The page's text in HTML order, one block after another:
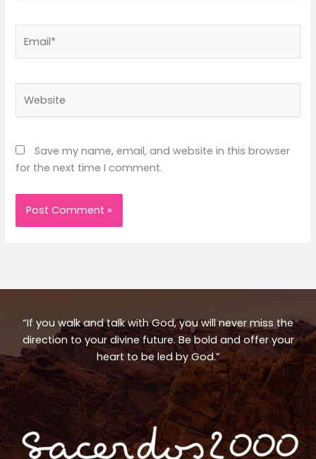
Save my name, email, and website in this browser
for the next time I comment.
“If you walk and talk with God, you will never miss the
direction to your divine future. Be bold and offer your
heart to be led by God.”